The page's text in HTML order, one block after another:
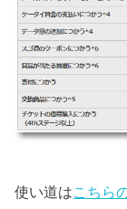
使い道はこちら